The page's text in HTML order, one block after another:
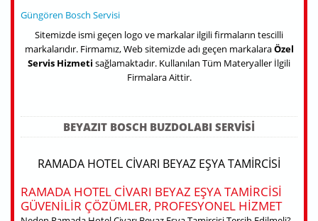
Güngören Bosch Servisi
Sitemizde ismi geçen logo ve markalar ilgili firmaların tescilli
markalarıdır. Firmamız, Web sitemizde adı geçen markalaraÖzel
Servis Hizmeti sağlamaktadır. Kullanılan Tüm Materyaller İlgili
Firmalara Aittir.
BEYAZIT BOSCH BUZDOLABI SERVISI
RAMADA HOTEL CIVARI BEYAZ EŞYA TAMIRCISI
RAMADA HOTEL CIVARI BEYAZ EŞYA TAMIRCISI
GÜVENILIR ÇÖZÜMLER, PROFESYONEL HIZMET